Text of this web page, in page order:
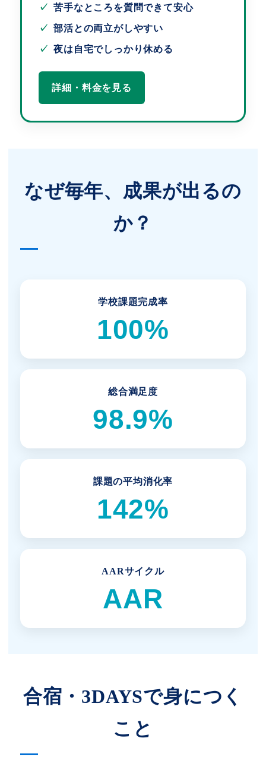
苦手なところを質問できて安心
部活との両立がしやすい
夜は自宅でしっかり休める
詳細・料金を見る
なぜ毎年、成果が出るの
か？
学校課題完成率
100%
総合満足度
98.9%
課題の平均消化率
142%
AARサイクル
AAR
合宿・3DAYSで身につく
こと